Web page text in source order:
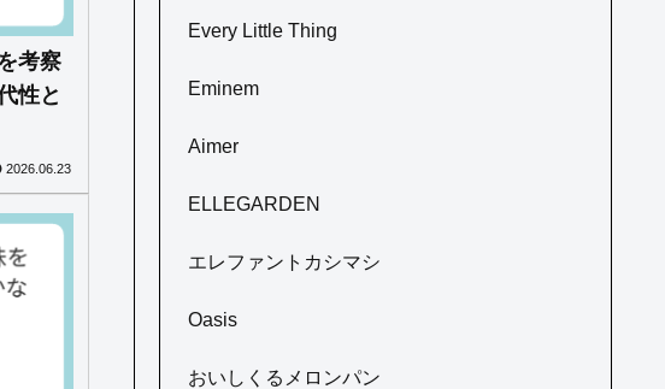
考察
性と
2026.06.23
Every Little Thing
Eminem
Aimer
ELLEGARDEN
エレファントカシマシ
Oasis
おいしくるメロンパン